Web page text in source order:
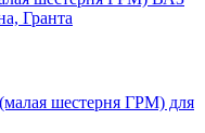
Гранта